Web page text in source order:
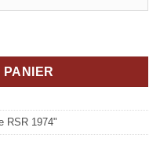
RSR 1974"
RSR 1974"